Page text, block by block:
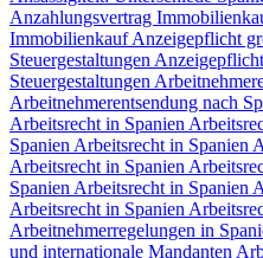
Anzahlungsvertrag
ImmobilienkaufAnzeigepflicht
Steuergestaltungen
Steuergestaltungen
Arbeitnehmerentsendung nach
Arbeitsrecht in Spanien
SpanienArbeitsrecht in Spanien
Arbeitsrecht in Spanien
SpanienArbeitsrecht in Spanien
Arbeitsrecht in Spanien
Arbeitnehmerregelungen in
und internationale Mandanten